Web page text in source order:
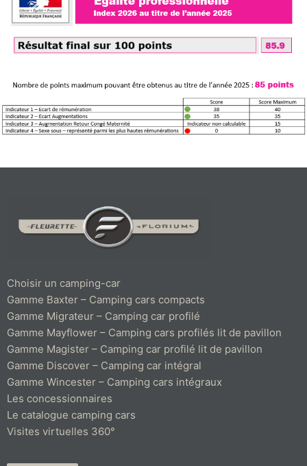
Choisir un camping-car
Gamme Baxter – Camping cars compacts
Gamme Migrateur – Camping car profilé
Gamme Mayflower – Camping cars profilés lit de pavillon
Gamme Magister – Camping car profilé lit de pavillon
Gamme Discover – Camping car intégral
Gamme Wincester – Camping cars intégraux
Les concessionnaires
Le catalogue camping cars
Visites virtuelles 360°